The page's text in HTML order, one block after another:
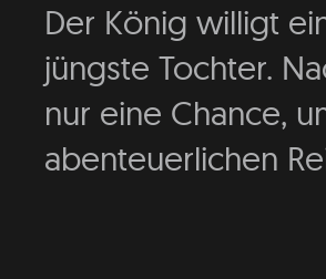
Der König willigt
jüngste Tochter.
nur eine Chance,
abenteuerlichen